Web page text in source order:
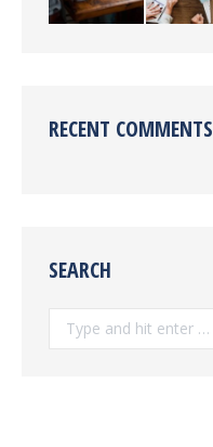
RECENT COMMENTS
SEARCH